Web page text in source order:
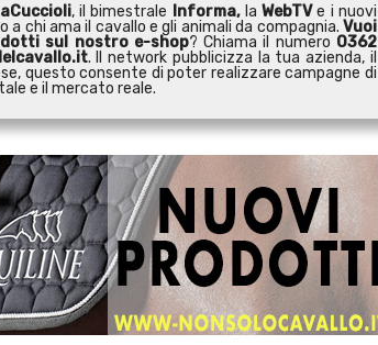
, il bimestrale Informa,laWebTVe i nuovi
a chi ama il cavallo e gli animali da compagnia.Vuoi
sul nostro e-shop? Chiama il numero 0362
. Il network pubblicizza la tua azienda, il
questo consente di poter realizzare campagne di
e il mercato reale.